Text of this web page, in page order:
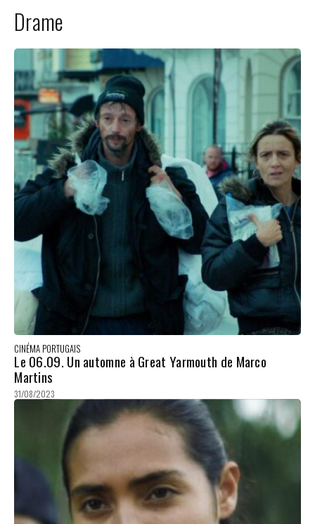
Drame
CINÉMA PORTUGAIS
Le 06.09. Un automne à Great Yarmouth de Marco
Martins
31/08/2023